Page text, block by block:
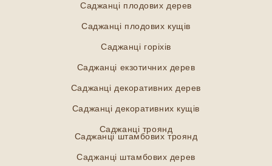
Саджанці плодових дерев
Саджанці плодових кущів
Саджанці горіхів
Саджанці екзотичних дерев
Саджанці декоративних дерев
Саджанці декоративних кущів
Саджанці троянд
Саджанці штамбових троянд
Саджанці штамбових дерев